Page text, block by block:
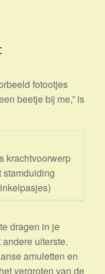
fotootjes
beetje bij me,” is
krachtvoorwerp
stamduiding
dragen in je
uiterste.
amuletten en
vergroten van de